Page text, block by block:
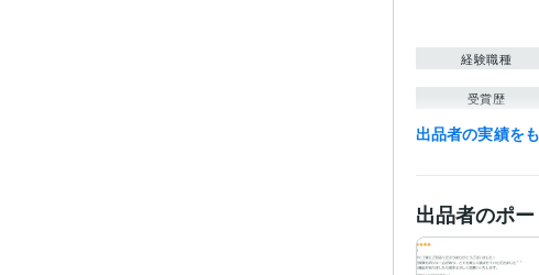
経験職種
受賞歴
その他ツール
出品者の実績を
出品者のポ